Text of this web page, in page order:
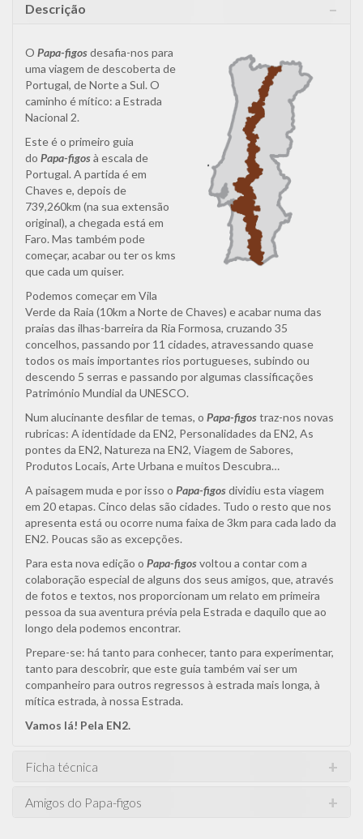
Descrição
O Papa-figosdesafia-nos para
uma viagem de descoberta de
Portugal, de Norte a Sul. O
caminho é mítico: a Estrada
Nacional 2.
Este é o primeiro guia
do Papa-figosà escala de
Portugal. A partida é em
Chaves e, depois de
739,260km (na sua extensão
original), a chegada está em
Faro. Mas também pode
começar, acabar ou ter os kms
que cada um quiser.
Podemos começar em Vila
Verde da Raia (10km a Norte de Chaves) e acabar numa das
praias das ilhas-barreira da Ria Formosa, cruzando 35
concelhos, passando por 11 cidades, atravessando quase
todos os mais importantes rios portugueses, subindo ou
descendo 5 serras e passando por algumas classificações
Património Mundial da UNESCO.
Num alucinante desfilar de temas, o Papa-figostraz-nos novas
rubricas: A identidade da EN2, Personalidades da EN2, As
pontes da EN2, Natureza na EN2, Viagem de Sabores,
Produtos Locais, Arte Urbana e muitos Descubra…
A paisagem muda e por isso o Papa-figosdividiu esta viagem
em 20 etapas. Cinco delas são cidades. Tudo o resto que nos
apresenta está ou ocorre numa faixa de 3km para cada lado da
EN2. Poucas são as excepções.
Para esta nova edição o Papa-figosvoltou a contar com a
colaboração especial de alguns dos seus amigos, que, através
de fotos e textos, nos proporcionam um relato em primeira
pessoa da sua aventura prévia pela Estrada e daquilo que ao
longo dela podemos encontrar.
Prepare-se: há tanto para conhecer, tanto para experimentar,
tanto para descobrir, que este guia também vai ser um
companheiro para outros regressos à estrada mais longa, à
mítica estrada, à nossa Estrada.
Vamos lá! Pela EN2.
Ficha técnica
Amigos do Papa-figos